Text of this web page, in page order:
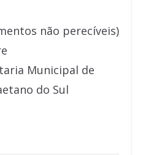
não perecíveis)
Municipal de
do Sul